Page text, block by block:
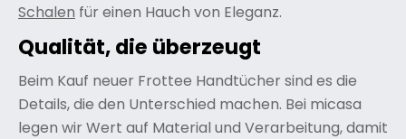
Schalen für einen Hauch von Eleganz.
Qualität, die überzeugt
Beim Kauf neuer Frottee Handtücher sind es die
Details, die den Unterschied machen. Bei micasa
legen wir Wert auf Material und Verarbeitung, damit